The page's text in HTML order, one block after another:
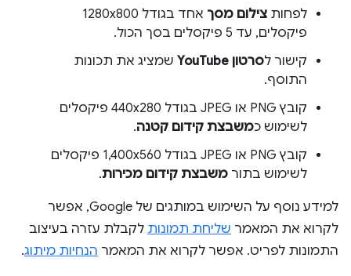
לפחות צילום מסך
אחד בגודל 1280x800
פיקסלים, עד 5 פיקסלים בסך הכול.
קישור לסרטון YouTube
שמציג את תכונות
התוסף.
קובץ PNG או JPEG בגודל 440x280 פיקסלים
לשימוש כמשבצת קידום קטנה.
קובץ PNG או JPEG בגודל 1,400x560 פיקסלים
לשימוש בתור משבצת קידום מכירות.
למידע נוסף על השימוש במותגים של Google, אפשר
לקרוא את המאמר שליחת תמונות לקבלת עזרה בעיצוב
התמונות לפריט. אפשר לקרוא את המאמר הנחיות מיתוג.